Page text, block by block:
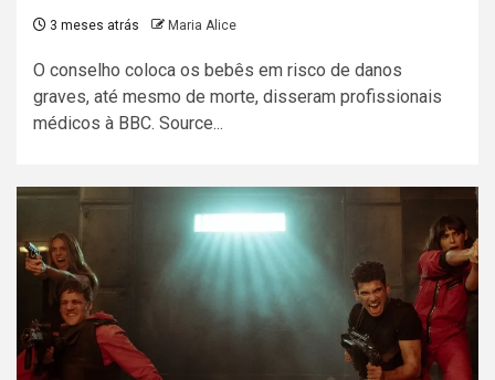
3 meses atrás Maria Alice
O conselho coloca os bebês em risco de danos
graves, até mesmo de morte, disseram profissionais
médicos à BBC. Source...